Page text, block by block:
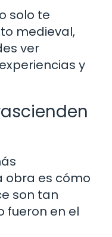
solo te
medieval,
ver
y
obra es cómo
son tan
fueron en el